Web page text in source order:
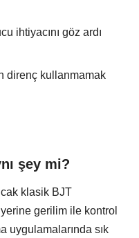
ihtiyacını göz ardı
direnç kullanmamak
şey mi?
klasik BJT
gerilim ile kontrol
uygulamalarında sık